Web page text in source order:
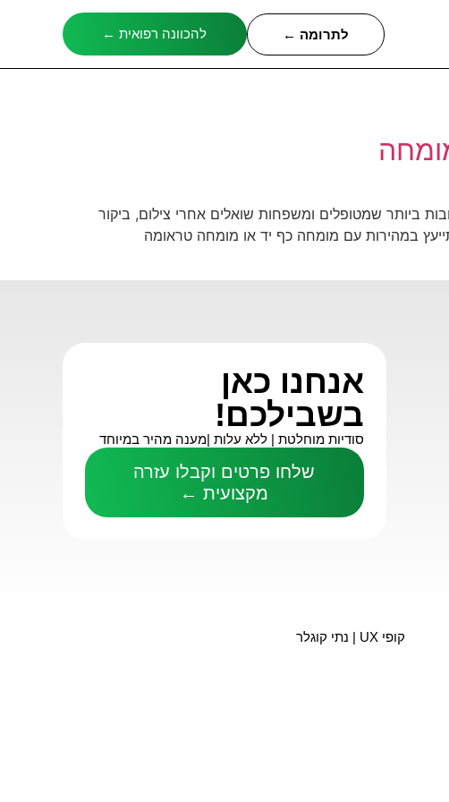
לתרומה ← להכוונה רפואית ←
ביותר שמטופלים ומשפחות שואלים אחרי צילום, ביקור
במהירות עם מומחה כף יד או מומחה טראומה
אנחנו כאן
בשבילכם!
סודיות מוחלטת |ללא עלות |מענה מהיר במיוחד
שלחו פרטים וקבלו עזרה
מקצועית ←
קופי UX | נתי קוגלר